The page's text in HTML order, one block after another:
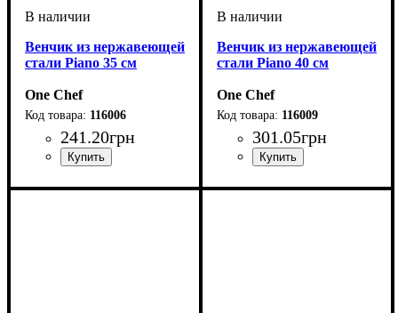
Венчик из нержавеющей
стали Piano 35 см
One Chef
116006
241.20грн
Венчик из нержавеющей
стали Piano 40 см
One Chef
116009
301.05грн